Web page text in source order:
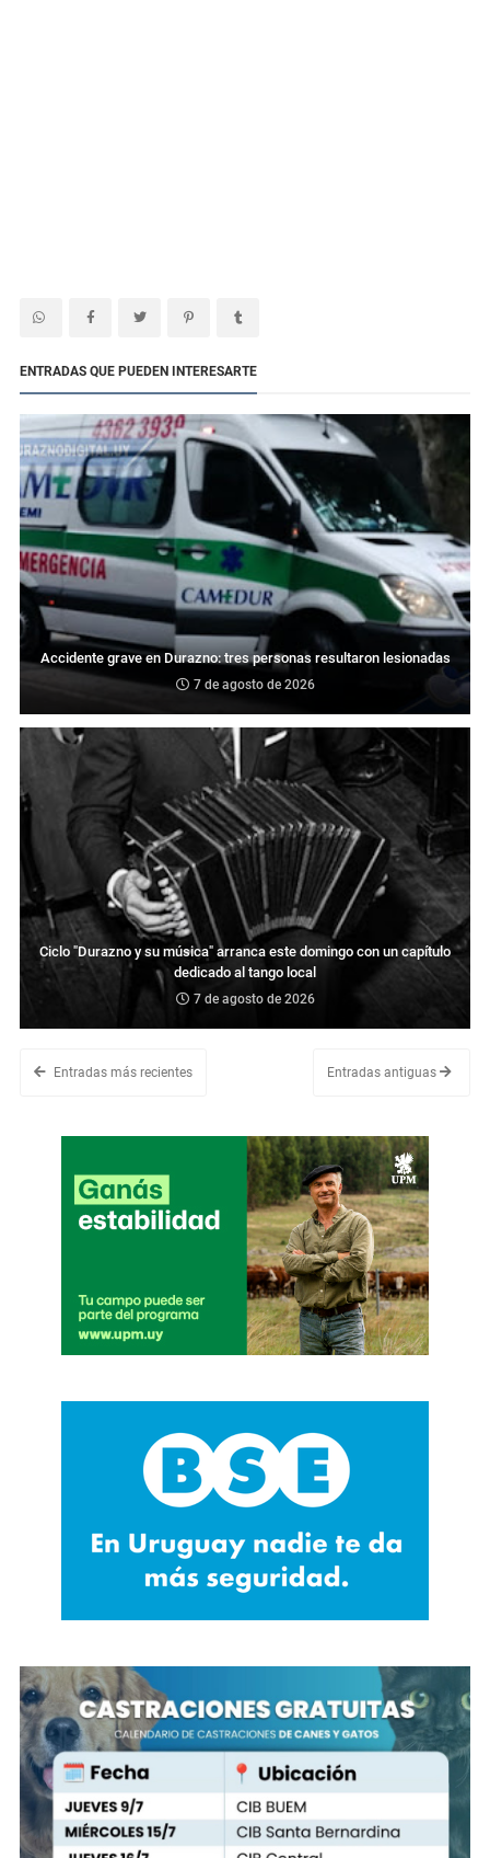
ENTRADAS QUE PUEDEN INTERESARTE
Accidente grave en Durazno: tres personas resultaron lesionadas
7 de agosto de 2026
Ciclo "Durazno y su música" arranca este domingo con un capítulo
dedicado al tango local
7 de agosto de 2026
Entradas más recientes Entradas antiguas